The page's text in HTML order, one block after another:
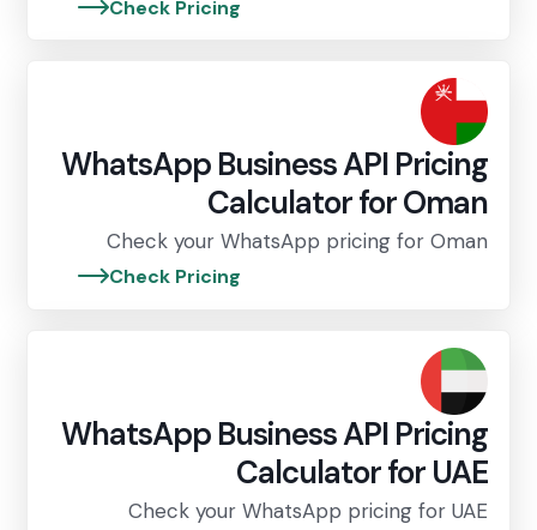
Check Pricing
WhatsApp Business API Pricing
Calculator for Oman
Check your WhatsApp pricing for Oman
Check Pricing
WhatsApp Business API Pricing
Calculator for UAE
Check your WhatsApp pricing for UAE